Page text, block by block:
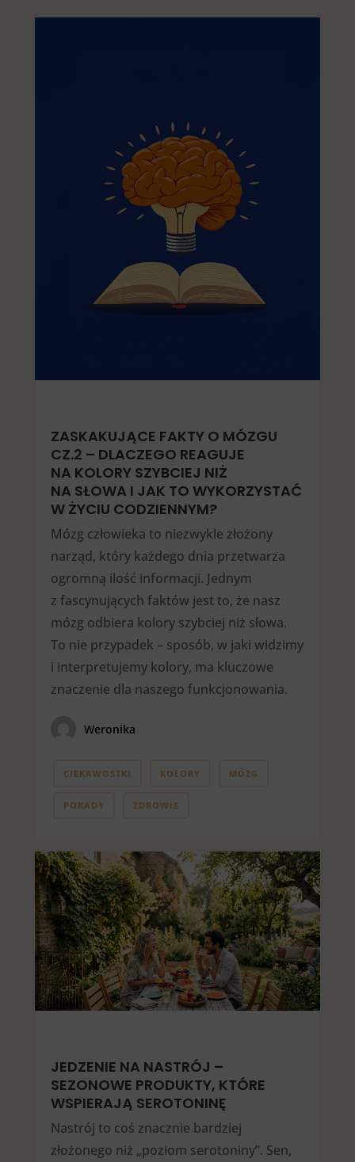
ZASKAKUJĄCE FAKTY O MÓZGU
CZ.2 – DLACZEGO REAGUJE
NA KOLORY SZYBCIEJ NIŻ
NA SŁOWA I JAK TO WYKORZYSTAĆ
W ŻYCIU CODZIENNYM?
Mózg człowieka to niezwykle złożony
narząd, który każdego dnia przetwarza
ogromną ilość informacji. Jednym
z fascynujących faktów jest to, że nasz
mózg odbiera kolory szybciej niż słowa.
To nie przypadek – sposób, w jaki widzimy
i interpretujemy kolory, ma kluczowe
znaczenie dla naszego funkcjonowania.
Weronika
CIEKAWOSTKI KOLORY MÓZG
PORADY ZDROWIE
JEDZENIE NA NASTRÓJ –
SEZONOWE PRODUKTY, KTÓRE
WSPIERAJĄ SEROTONINĘ
Nastrój to coś znacznie bardziej
złożonego niż „poziom serotoniny”. Sen,